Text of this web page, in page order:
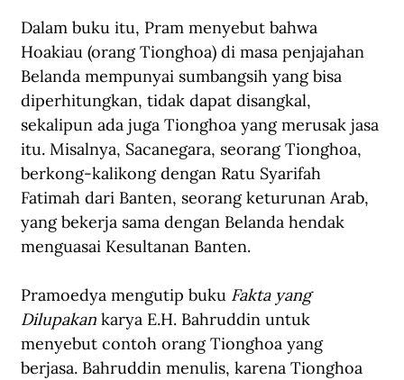
Dalam buku itu, Pram menyebut bahwa
Hoakiau (orang Tionghoa) di masa penjajahan
Belanda mempunyai sumbangsih yang bisa
diperhitungkan, tidak dapat disangkal,
sekalipun ada juga Tionghoa yang merusak jasa
itu. Misalnya, Sacanegara, seorang Tionghoa,
berkong-kalikong dengan Ratu Syarifah
Fatimah dari Banten, seorang keturunan Arab,
yang bekerja sama dengan Belanda hendak
menguasai Kesultanan Banten.
Pramoedya mengutip buku Fakta yang
Dilupakan karya E.H. Bahruddin untuk
menyebut contoh orang Tionghoa yang
berjasa. Bahruddin menulis, karena Tionghoa